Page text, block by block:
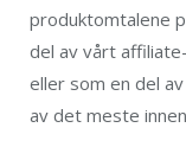
produktomtalene
del av vårt
eller som en del
av det meste